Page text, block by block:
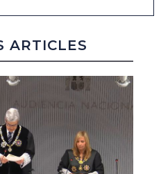
ARTICLES